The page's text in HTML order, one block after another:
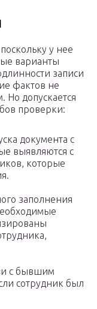
у нее
варианты
записи
фактов не
Но допускается
проверки:
документа с
выявляются с
которые
заполнения
с бывшим
сотрудник был